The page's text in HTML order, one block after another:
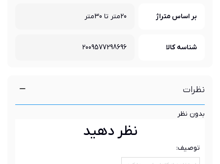
بر اساس متراژ 20متر تا 30متر
شناسه کالا 2009577298696
نظرات
بدون نظر
نظر دهید
توصیف: